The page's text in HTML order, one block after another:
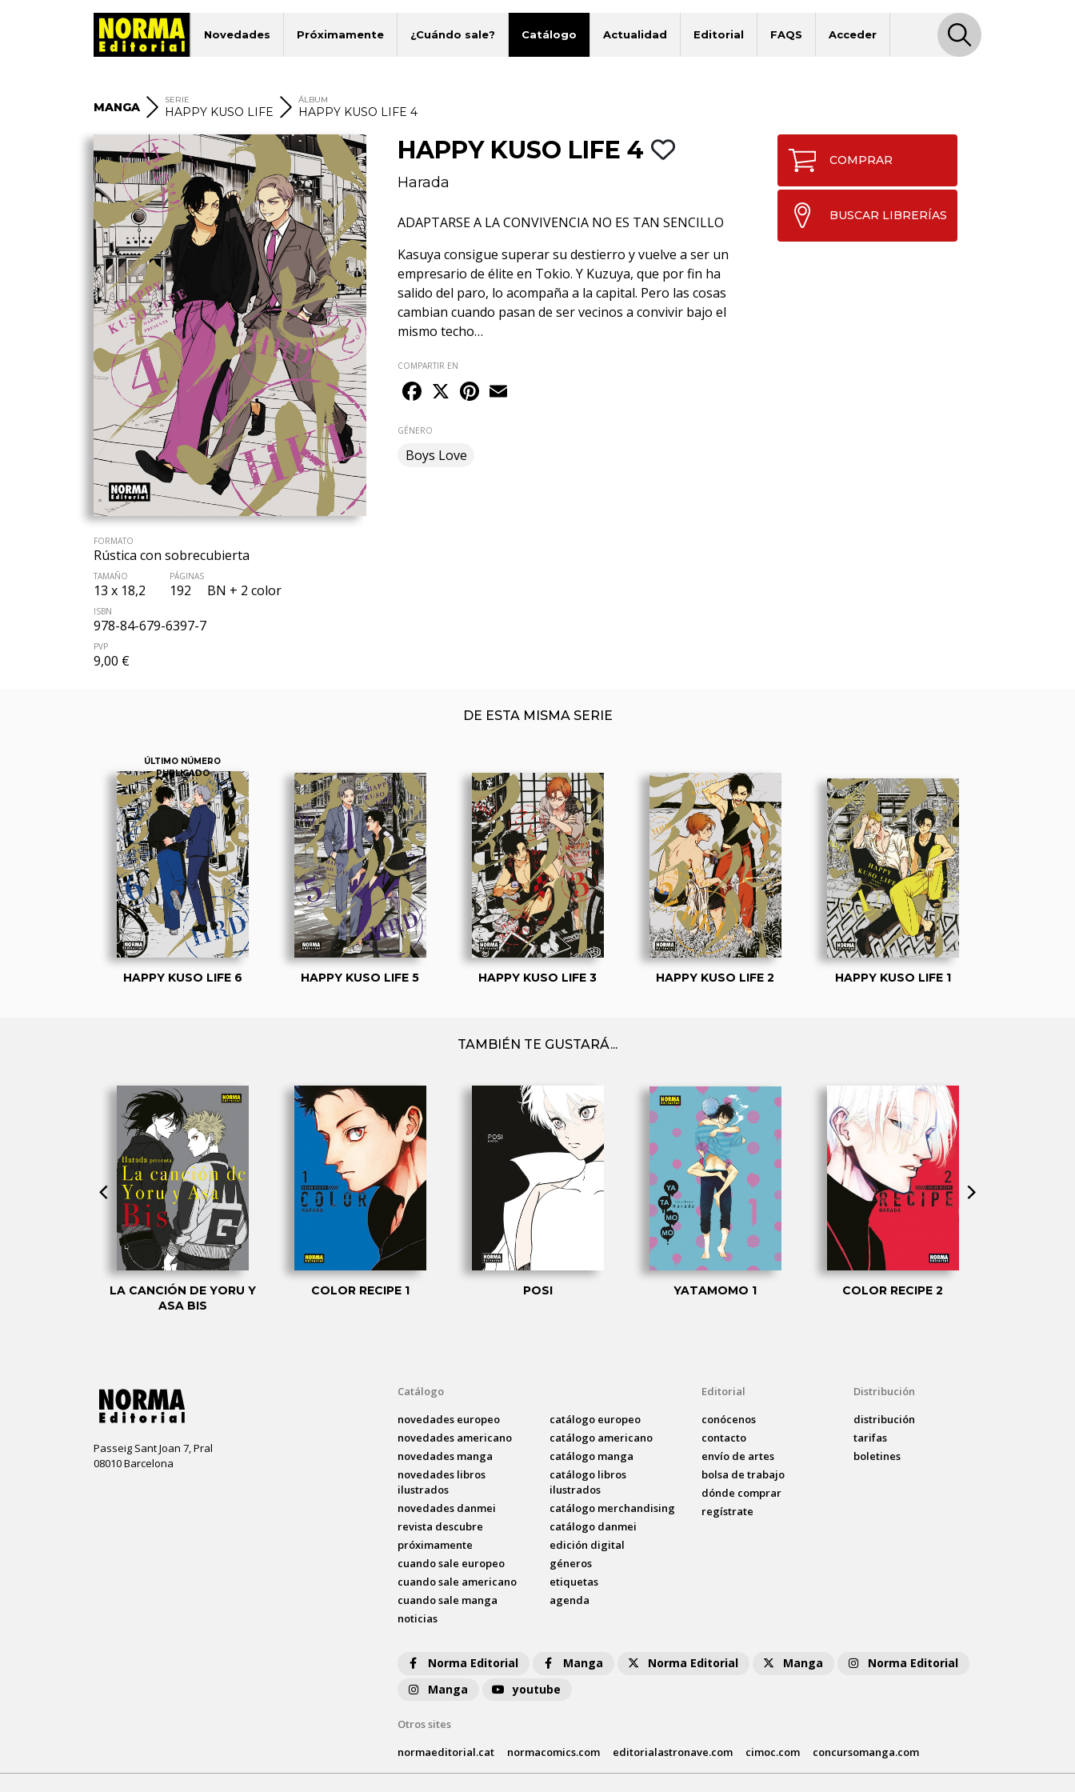
Novedades Próximamente ¿Cuándo sale? Catálogo Actualidad Editorial FAQS Acceder
MANGA
SERIE
HAPPY KUSO LIFE
ÁLBUM
HAPPY KUSO LIFE 4
FORMATO
Rústica con sobrecubierta
TAMAÑO
13 x 18,2
PÁGINAS
192 BN + 2 color
ISBN
978-84-679-6397-7
PVP
9,00 €
HAPPY KUSO LIFE 4
Harada
ADAPTARSE A LA CONVIVENCIA NO ES TAN SENCILLO
Kasuya consigue superar su destierro y vuelve a ser un
empresario de élite en Tokio. Y Kuzuya, que por fin ha
salido del paro, lo acompaña a la capital. Pero las cosas
cambian cuando pasan de ser vecinos a convivir bajo el
mismo techo…
COMPARTIR EN
Facebook
X Pinterest
GÉNERO
Boys Love
COMPRAR
BUSCAR LIBRERÍAS
DE ESTA MISMA SERIE
ÚLTIMO NÚMERO
PUBLICADO
HAPPY KUSO LIFE 6 HAPPY KUSO LIFE 5 HAPPY KUSO LIFE 3 HAPPY KUSO LIFE 2 HAPPY KUSO LIFE 1
TAMBIÉN TE GUSTARÁ...
LA CANCIÓN DE YORU Y
ASA BIS
COLOR RECIPE 1 POSI YATAMOMO 1 COLOR RECIPE 2
Passeig Sant Joan 7, Pral
08010 Barcelona
Catálogo
novedades europeo
novedades americano
novedades manga
novedades libros
ilustrados
novedades danmei
revista descubre
próximamente
cuando sale europeo
cuando sale americano
cuando sale manga
noticias
catálogo europeo
catálogo americano
catálogo manga
catálogo libros
ilustrados
catálogo merchandising
catálogo danmei
edición digital
géneros
etiquetas
agenda
Editorial
conócenos
contacto
envío de artes
bolsa de trabajo
dónde comprar
regístrate
Distribución
distribución
tarifas
boletines
Norma Editorial Manga Norma Editorial Manga
Norma Editorial
Manga
youtube
Otros sites
normaeditorial.cat
normacomics.com editorialastronave.com cimoc.com concursomanga.com